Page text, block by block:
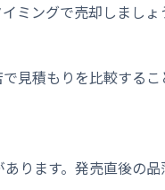
ミングで売却しましょ
見積もりを比較する
ります。発売直後の